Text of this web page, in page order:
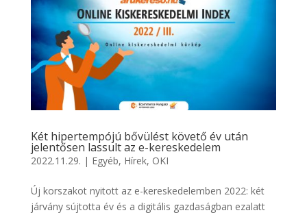
Két hipertempójú bővülést követő év után
jelentősen lassult az e-kereskedelem
2022.11.29. | Egyéb, Hírek, OKI
Új korszakot nyitott az e-kereskedelemben 2022: két
járvány sújtotta év és a digitális gazdaságban ezalatt